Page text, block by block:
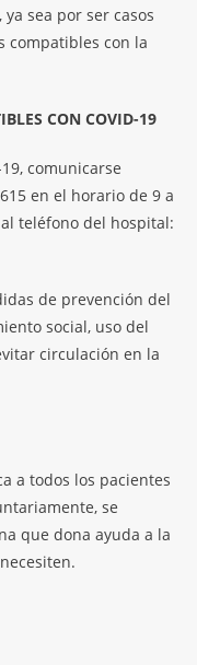
sea por ser casos
compatibles con la
CON COVID-19
comunicarse
en el horario de 9 a
teléfono del hospital:
de prevención del
social, uso del
circulación en la
a todos los pacientes
se
que dona ayuda a la